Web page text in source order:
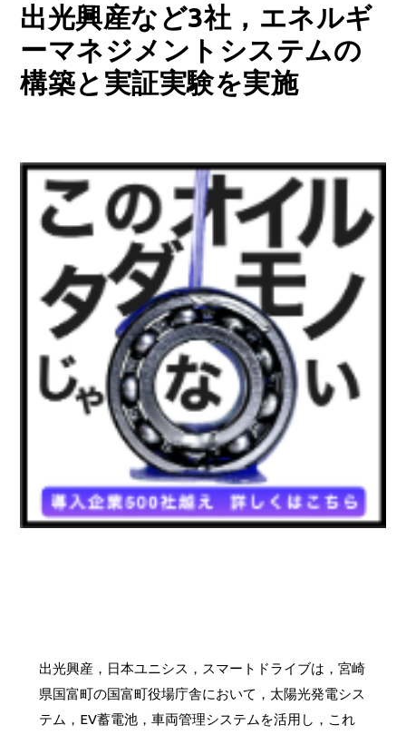
出光興産など3社，エネルギ
ーマネジメントシステムの
構築と実証実験を実施
出光興産，日本ユニシス，スマートドライブは，宮崎
県国富町の国富町役場庁舎において，太陽光発電シス
テム，EV蓄電池，車両管理システムを活用し，これ